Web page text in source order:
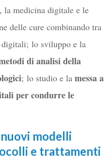
medicina digitale e le
delle cure combinando tra
lo sviluppo e la
di analisi della
; lo studio e la messa a
per condurre le
modelli
e trattamenti